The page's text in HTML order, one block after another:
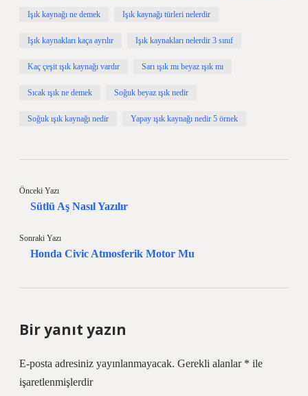
Işık kaynağı ne demek Işık kaynağı türleri nelerdir
Işık kaynakları kaça ayrılır Işık kaynakları nelerdir 3 sınıf
Kaç çeşit ışık kaynağı vardır Sarı ışık mı beyaz ışık mı
Sıcak ışık ne demek Soğuk beyaz ışık nedir
Soğuk ışık kaynağı nedir Yapay ışık kaynağı nedir 5 örnek
Önceki Yazı
Sütlü Aş Nasıl Yazılır
Sonraki Yazı
Honda Civic Atmosferik Motor Mu
Bir yanıt yazın
E-posta adresiniz yayınlanmayacak. Gerekli alanlar * ile
işaretlenmişlerdir